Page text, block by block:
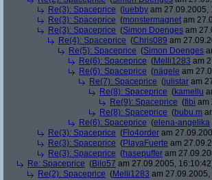
Re(3): Spaceprice ( luebby am 27.09.2005,
Re(3): Spaceprice (monstermagnet am
Re(3): Spaceprice (Simon Doenges am
Re(4): Spaceprice (Chris089 am
Re(5): Spaceprice (Simon Doenges
Re(6): Spaceprice (Melli1283 am
Re(6): Spaceprice (nägele am
Re(7): Spaceprice (julistar am
Re(8): Spaceprice (kamellu
Re(9): Spaceprice (fibi am
Re(8): Spaceprice (bubu.m
Re(6): Spaceprice (elena-angelika
Re(3): Spaceprice (Flo4order am
Re(3): Spaceprice (PlayaFuerte am
Re(3): Spaceprice (hasepuffer am
Re: Spaceprice (Bilo57 am 27.09.2005,
Re(2): Spaceprice (Melli1283 am 27.09.2005,